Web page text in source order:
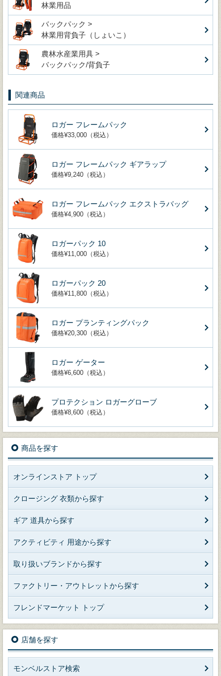
林業用品
バックパック >
林業用背負子（しょいこ）
農林水産業用具 >
バックパック/背負子
関連商品
ロガー フレームパック
価格¥33,000（税込）
ロガー フレームパック ギアラップ
価格¥9,240（税込）
ロガー フレームパック エクストラバッグ
価格¥4,900（税込）
ロガーパック 10
価格¥11,000（税込）
ロガーパック 20
価格¥11,800（税込）
ロガー プランティングパック
価格¥20,300（税込）
ロガー ゲーター
価格¥6,600（税込）
プロテクション ロガーグローブ
価格¥8,600（税込）
商品を探す
オンラインストア トップ
クロージング 衣類から探す
ギア 道具から探す
アクティビティ 用途から探す
取り扱いブランドから探す
ファクトリー・アウトレットから探す
フレンドマーケット トップ
店舗を探す
モンベルストア検索